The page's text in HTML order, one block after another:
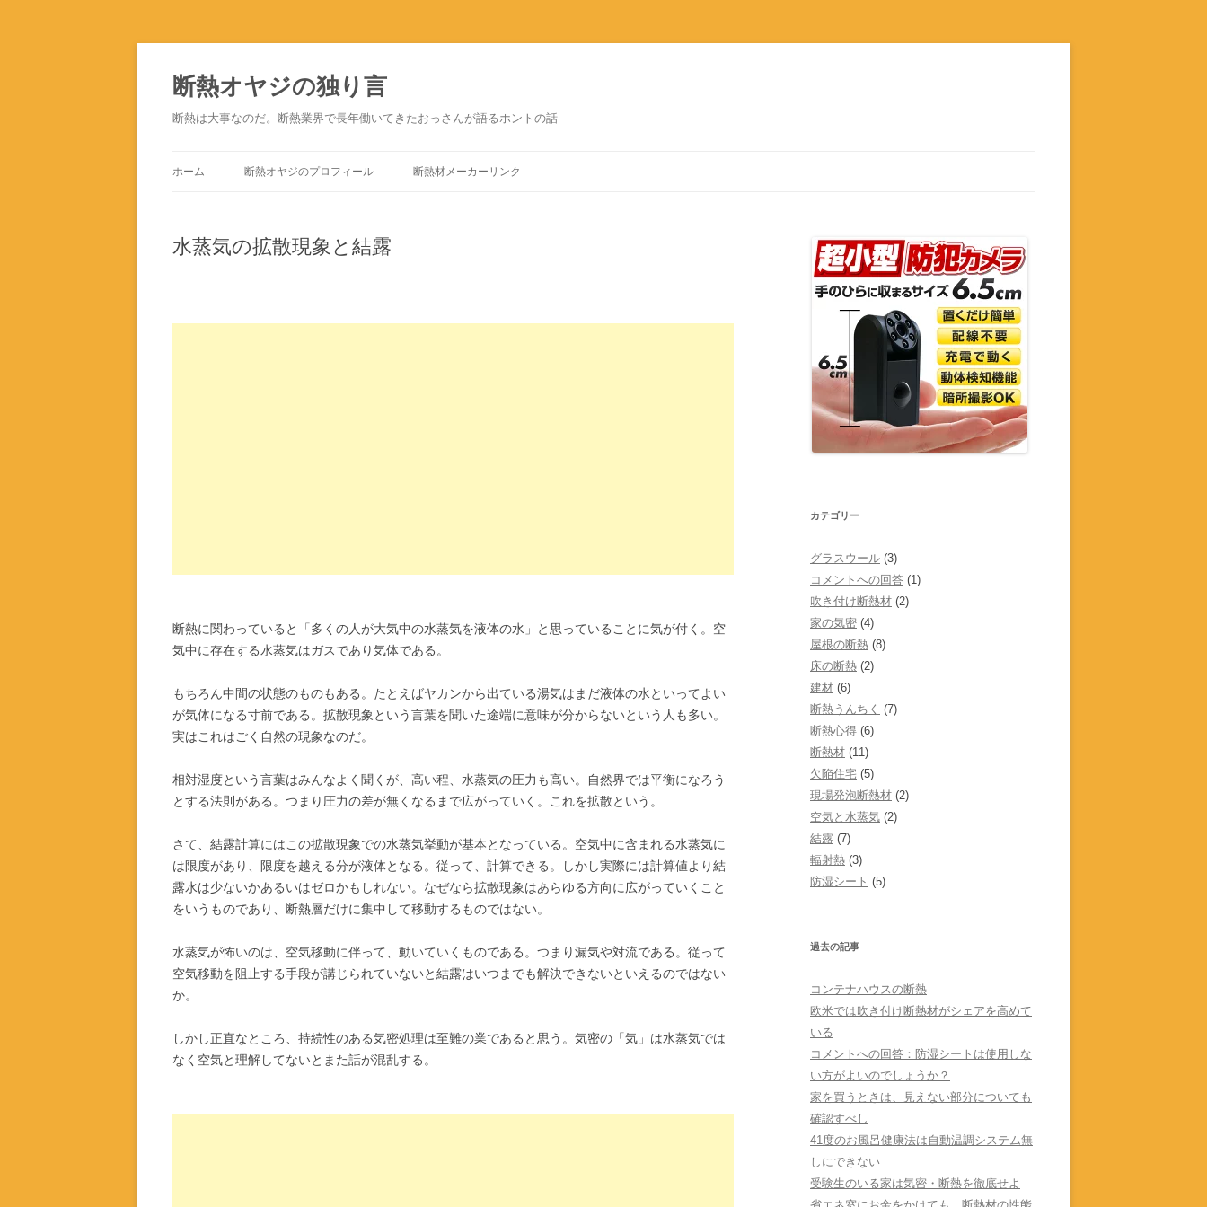
断熱オヤジの独り言
断熱は大事なのだ。断熱業界で長年働いてきたおっさんが語るホントの話
ホーム 断熱オヤジのプロフィール 断熱材メーカーリンク
水蒸気の拡散現象と結露
断熱に関わっていると「多くの人が大気中の水蒸気を液体の水」と思っていることに気が付く。空
気中に存在する水蒸気はガスであり気体である。
もちろん中間の状態のものもある。たとえばヤカンから出ている湯気はまだ液体の水といってよい
が気体になる寸前である。拡散現象という言葉を聞いた途端に意味が分からないという人も多い。
実はこれはごく自然の現象なのだ。
相対湿度という言葉はみんなよく聞くが、高い程、水蒸気の圧力も高い。自然界では平衡になろう
とする法則がある。つまり圧力の差が無くなるまで広がっていく。これを拡散という。
さて、結露計算にはこの拡散現象での水蒸気挙動が基本となっている。空気中に含まれる水蒸気に
は限度があり、限度を越える分が液体となる。従って、計算できる。しかし実際には計算値より結
露水は少ないかあるいはゼロかもしれない。なぜなら拡散現象はあらゆる方向に広がっていくこと
をいうものであり、断熱層だけに集中して移動するものではない。
水蒸気が怖いのは、空気移動に伴って、動いていくものである。つまり漏気や対流である。従って
空気移動を阻止する手段が講じられていないと結露はいつまでも解決できないといえるのではない
か。
しかし正直なところ、持続性のある気密処理は至難の業であると思う。気密の「気」は水蒸気では
なく空気と理解してないとまた話が混乱する。
カテゴリー
グラスウール (3)
コメントへの回答 (1)
吹き付け断熱材 (2)
家の気密 (4)
屋根の断熱 (8)
床の断熱 (2)
建材 (6)
断熱うんちく (7)
断熱心得 (6)
断熱材 (11)
欠陥住宅 (5)
現場発泡断熱材 (2)
空気と水蒸気 (2)
結露 (7)
輻射熱 (3)
防湿シート (5)
過去の記事
コンテナハウスの断熱
欧米では吹き付け断熱材がシェアを高めて
いる
コメントへの回答：防湿シートは使用しな
い方がよいのでしょうか？
家を買うときは、見えない部分についても
確認すべし
41度のお風呂健康法は自動温調システム無
しにできない
受験生のいる家は気密・断熱を徹底せよ